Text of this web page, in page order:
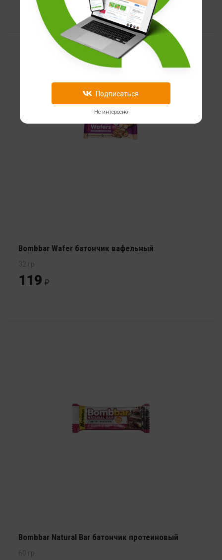
Bombbar Wafer батончик вафельный
32 гр
119
Bombbar Natural Bar батончик протеиновый
60 гр
Подписаться
Не интересно